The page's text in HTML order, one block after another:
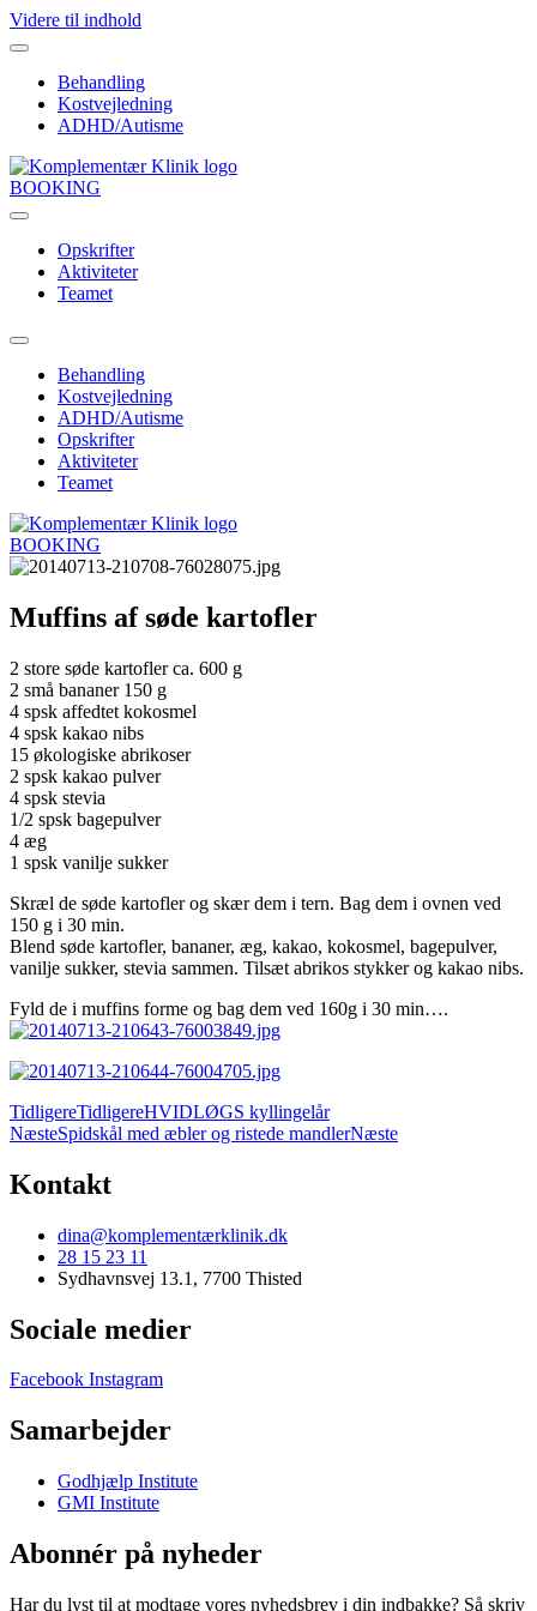
Videre til indhold
Behandling
Kostvejledning
ADHD/Autisme
BOOKING
Opskrifter
Aktiviteter
Teamet
Behandling
Kostvejledning
ADHD/Autisme
Opskrifter
Aktiviteter
Teamet
BOOKING
Muffins af søde kartofler
2 store søde kartofler ca. 600 g
2 små bananer 150 g
4 spsk affedtet kokosmel
4 spsk kakao nibs
15 økologiske abrikoser
2 spsk kakao pulver
4 spsk stevia
1/2 spsk bagepulver
4 æg
1 spsk vanilje sukker
Skræl de søde kartofler og skær dem i tern. Bag dem i ovnen ved
150 g i 30 min.
Blend søde kartofler, bananer, æg, kakao, kokosmel, bagepulver,
vanilje sukker, stevia sammen. Tilsæt abrikos stykker og kakao nibs.
Fyld de i muffins forme og bag dem ved 160g i 30 min….
TidligereTidligereHVIDLØGS kyllingelår
NæsteSpidskål med æbler og ristede mandlerNæste
Kontakt
dina@komplementærklinik.dk
28 15 23 11
Sydhavnsvej 13.1, 7700 Thisted
Sociale medier
Facebook Instagram
Samarbejder
Godhjælp Institute
GMI Institute
Abonnér på nyheder
Har du lyst til at modtage vores nyhedsbrev i din indbakke? Så skriv